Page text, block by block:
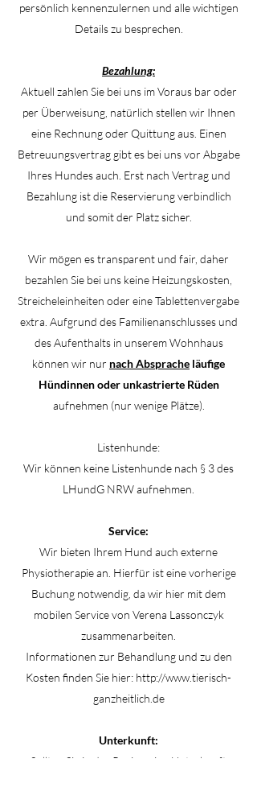
persönlich kennenzulernen und alle wichtigen
Details zu besprechen.
Bezahlung:
Aktuell zahlen Sie bei uns im Voraus bar oder
per Überweisung, natürlich stellen wir Ihnen
eine Rechnung oder Quittung aus. Einen
Betreuungsvertrag gibt es bei uns vor Abgabe
Ihres Hundes auch. Erst nach Vertrag und
Bezahlung ist die Reservierung verbindlich
und somit der Platz sicher.
Wir mögen es transparent und fair, daher
bezahlen Sie bei uns keine Heizungskosten,
Streicheleinheiten oder eine Tablettenvergabe
extra. Aufgrund des Familienanschlusses und
des Aufenthalts in unserem Wohnhaus
können wir nur nach Absprache läufige
Hündinnen oder unkastrierte Rüden
aufnehmen (nur wenige Plätze)
Listenhunde:
Wir können keine Listenhunde nach § 3 des
LHundG NRW aufnehmen.
Service:
Wir bieten Ihrem Hund auch externe
Physiotherapie an. Hierfür ist eine vorherige
Buchung notwendig, da wir hier mit dem
mobilen Service von Verena Lassonczyk
zusammenarbeiten.
Informationen zur Behandlung und zu den
Kosten finden Sie hier: http://www.tierisch-
ganzheitlich.de
Unterkunft:
Sollten Sie in der Region eine Unterkunft